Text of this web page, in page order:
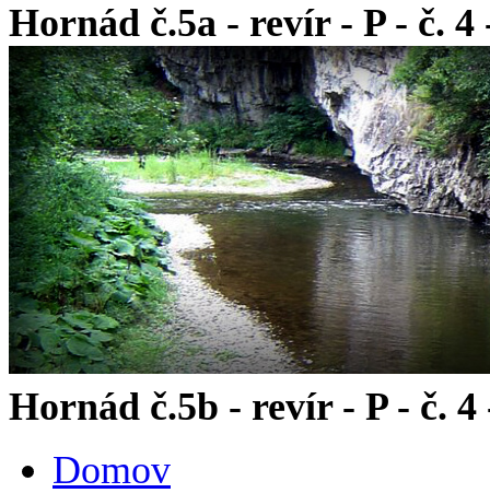
Hornád č.5a - revír - P - č. 4
Hornád č.5b - revír - P - č.
Domov